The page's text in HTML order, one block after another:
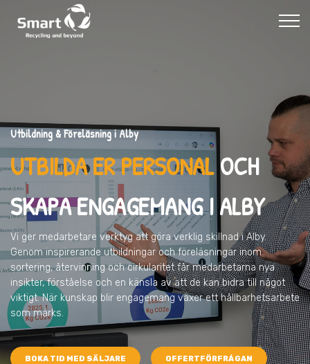
Utbildning & Föreläsning i Alby
UTBILDA ER PERSONALOCH
SKAPA ENGAGEMANG I ALBY
Vi ger medarbetare verktyg att göra verklig skillnadi Alby.
Genom inspirerande utbildningar och föreläsningar inom
sortering, återvinning och cirkularitet får medarbetarna nya
insikter, förståelse och en känsla av att de kan bidra till något
viktigt. När kunskap blir engagemang växer ett hållbarhetsarbete
som märks.
BOKA TID MED SÄLJARE OFFERTFÖRFRÅGAN